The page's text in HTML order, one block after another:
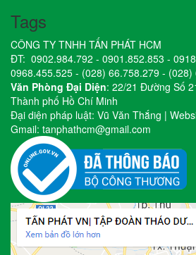
Tags
CÔNG TY TNHH TẤN PHÁT HCM
ĐT: 0902.984.792 - 0901.852.853 -
0968.455.525 - (028) 66.758.279 - (028)
Văn Phòng Đại Diện: 22/21 Đường Số
Thành phố Hồ Chí Minh
Đại diện pháp luật: Vũ Văn Thắng |
Gmail: tanphathcm@gmail.com